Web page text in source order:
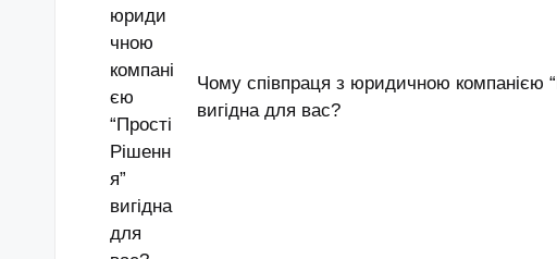
Чому співпраця з юридичною компанією
вигідна для вас?